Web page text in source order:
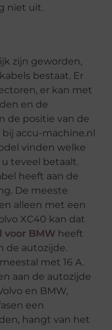
niet uit.
zijn geworden,
bestaat. Er
er kan met
en de
de positie van de
accu-machine.nl
vinden welke
teveel betaalt.
heeft aan de
De meeste
alleen met een
XC40 kan dat
voor BMW heeft
de autozijde.
met 16 A.
aan de autozijde
en BMW,
een
hangt van het